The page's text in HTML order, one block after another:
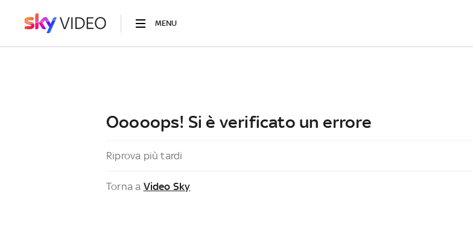
MENU
Ooooops! Si è verificato un errore
Riprova più tardi
Torna a Video Sky